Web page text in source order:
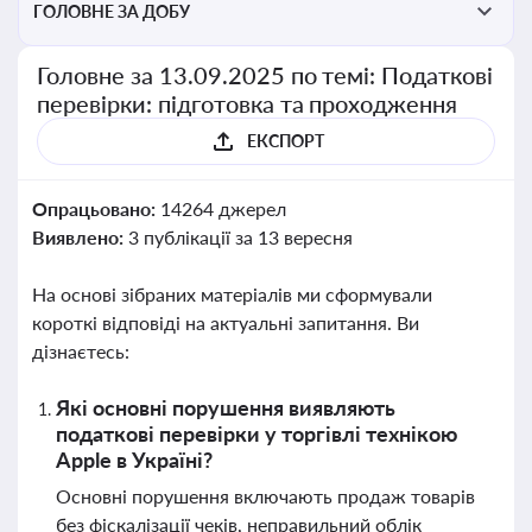
ГОЛОВНЕ ЗА ДОБУ
Головне за 13.09.2025 по темі: Податкові
перевірки: підготовка та проходження
ЕКСПОРТ
Опрацьовано: 14264 джерел
Виявлено: 3 публікації за 13 вересня
На основі зібраних матеріалів ми сформували
короткі відповіді на актуальні запитання. Ви
дізнаєтесь:
Які основні порушення виявляють
податкові перевірки у торгівлі технікою
Apple в Україні?
Основні порушення включають продаж товарів
без фіскалізації чеків, неправильний облік